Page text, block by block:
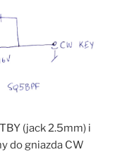
(jack 2.5mm) i
do gniazda CW